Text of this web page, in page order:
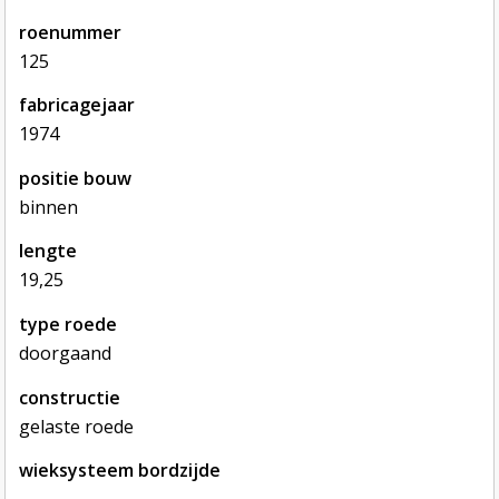
roenummer
125
fabricagejaar
1974
positie bouw
binnen
lengte
19,25
type roede
doorgaand
constructie
gelaste roede
wieksysteem bordzijde